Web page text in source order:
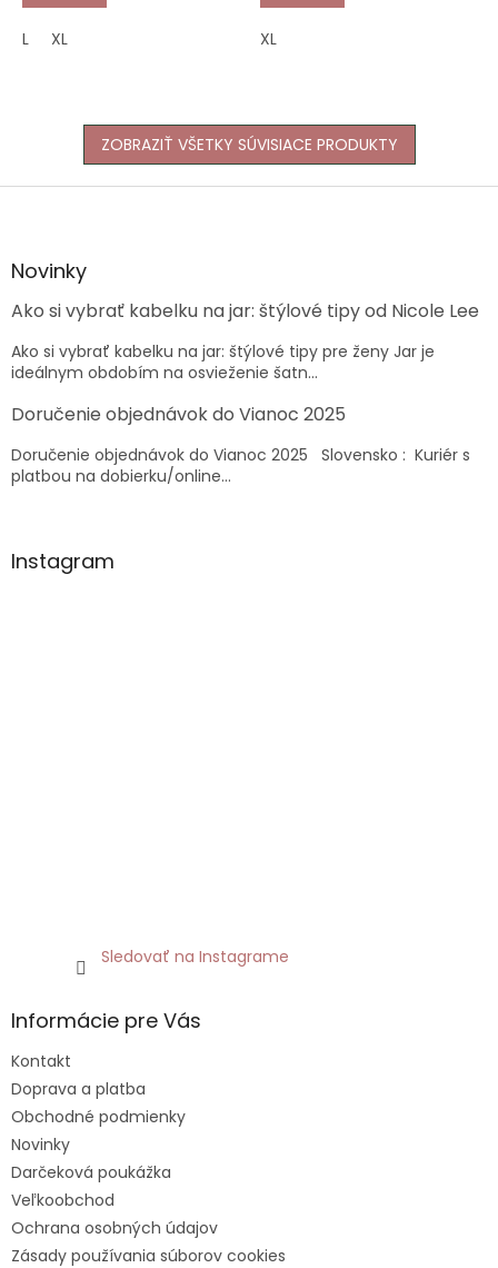
L XL XL
ZOBRAZIŤ VŠETKY SÚVISIACE PRODUKTY
Z
äNovinky
Ako si vybrať kabelku na jar: štýlové tipy od Nicole Lee
Ako si vybrať kabelku na jar: štýlové tipy pre ženy Jar je
ideálnym obdobím na osvieženie šatn...
Doručenie objednávok do Vianoc 2025
Doručenie objednávok do Vianoc 2025 Slovensko : Kuriér s
platbou na dobierku/online...
Instagram
Sledovať na Instagrame
Informácie pre Vás
Kontakt
Doprava a platba
Obchodné podmienky
Novinky
Darčeková poukážka
Veľkoobchod
Ochrana osobných údajov
Zásady používania súborov cookies